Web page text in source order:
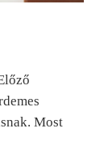
Most